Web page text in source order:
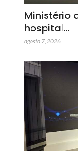
Ministério
hospital…
agosto 7, 2026